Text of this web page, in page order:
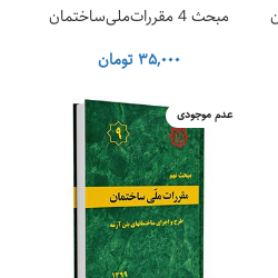
مبحث 4 مقررات‌ملی‌ساختمان
۳۵,۰۰۰تومان
عدم موجودی